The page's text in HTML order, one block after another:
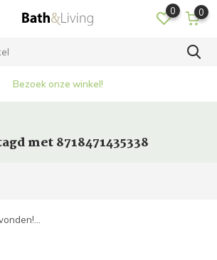
0 0
Bezoek onze winkel!
met 8718471435338